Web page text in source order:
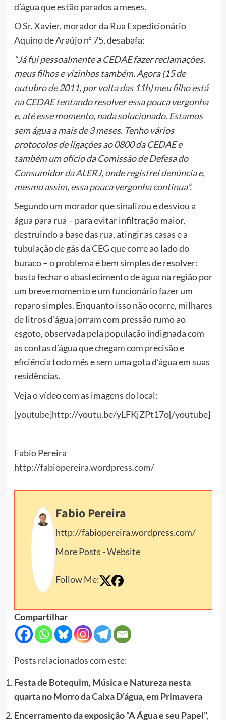
d’água que estão parados a meses.
O Sr. Xavier, morador da Rua Expedicionário
Aquino de Araújo nº 75, desabafa:
“Já fui pessoalmente a CEDAE fazer reclamações,
meus filhos e vizinhos também. Agora (15 de
outubro de 2011, por volta das 11h) meu filho está
na CEDAE tentando resolver essa pouca vergonha
e, até esse momento, nada solucionado. Estamos
sem água a mais de 3 meses. Tenho vários
protocolos de ligações ao 0800 da CEDAE e
também um ofício da Comissão de Defesa do
Consumidor da ALERJ, onde registrei denúncia e,
mesmo assim, essa pouca vergonha continua”.
Segundo um morador que sinalizou e desviou a
água para rua – para evitar infiltração maior,
destruindo a base das rua, atingir as casas e a
tubulação de gás da CEG que corre ao lado do
buraco – o problema é bem simples de resolver:
basta fechar o abastecimento de água na região por
um breve momento e um funcionário fazer um
reparo simples. Enquanto isso não ocorre, milhares
de litros d’água jorram com pressão rumo ao
esgoto, observada pela população indignada com
as contas d’água que chegam com precisão e
eficiência todo mês e sem uma gota d’água em suas
residências.
Veja o vídeo com as imagens do local:
[youtube]http://youtu.be/yLFKjZPt17o[/youtube]
Fabio Pereira
http://fabiopereira.wordpress.com/
Fabio Pereira
http://fabiopereira.wordpress.com/
More Posts -Website
Follow Me:
Compartilhar
Posts relacionados com este:
Festa de Botequim, Música e Natureza nesta
quarta no Morro da Caixa D’água, em Primavera
Encerramento da exposição “A Água e seu Papel”,